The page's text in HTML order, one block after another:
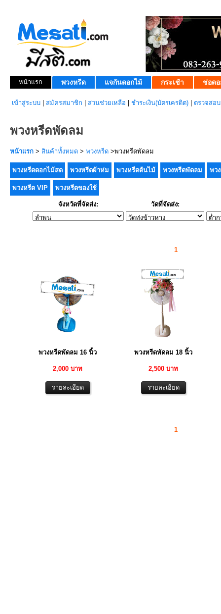
หน้าแรก พวงหรีด แจกันดอกไม้ กระเช้า ช่อดอ
เข้าสู่ระบบ สมัครสมาชิก ส่วนช่วยเหลือ ชำระเงิน(บัตรเครดิต) ตรวจสอ
พวงหรีดพัดลม
หน้าแรก > สินค้าทั้งหมด > พวงหรีด >พวงหรีดพัดลม
พวงหรีดดอกไม้สด พวงหรีดผ้าห่ม พวงหรีดต้นไม้ พวงหรีดพัดลม พว
พวงหรีด VIP พวงหรีดของใช้
จังหวัดที่จัดส่ง: วัดที่จัดส่ง:
1
พวงหรีดพัดลม 16 นิ้ว
2,000 บาท
พวงหรีดพัดลม 18 นิ้ว
2,500 บาท
1